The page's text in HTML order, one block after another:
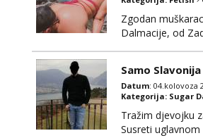
Zgodan
Dalmacije, od
Samo Slavonija
Datum: 04.kolovoza
Kategorija: Sugar
Tražim djevojku
Susreti